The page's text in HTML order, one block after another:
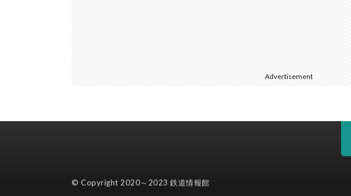
Advertisement
© Copyright 2020～2023 鉄道情報館